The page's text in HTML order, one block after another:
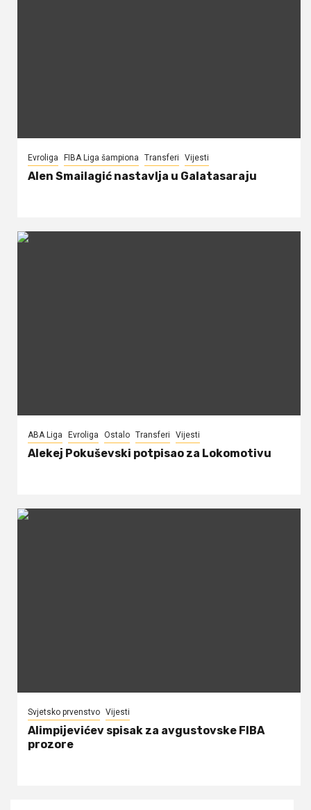
Evroliga FIBA Liga šampiona Transferi Vijesti
Alen Smailagić nastavlja u Galatasaraju
ABA Liga Evroliga Ostalo Transferi Vijesti
Alekej Pokuševski potpisao za Lokomotivu
Svjetsko prvenstvo Vijesti
Alimpijevićev spisak za avgustovske FIBA
prozore